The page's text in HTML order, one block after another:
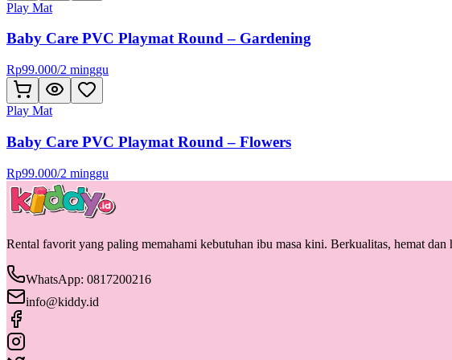
Play Mat
Baby Care PVC Playmat Round – Gardening
Rp99.000/2 minggu
Play Mat
Baby Care PVC Playmat Round – Flowers
Rp99.000/2 minggu
Rental favorit yang paling memahami kebutuhan ibu masa kini. Berkualitas, hemat dan
WhatsApp: 0817200216
info@kiddy.id